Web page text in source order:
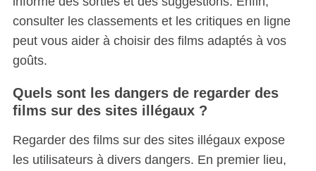
consulter les classements et les critiques en ligne
peut vous aider à choisir des films adaptés à vos
goûts.
Quels sont les dangers de regarder des
films sur des sites illégaux ?
Regarder des films sur des sites illégaux expose
les utilisateurs à divers dangers. En premier lieu,